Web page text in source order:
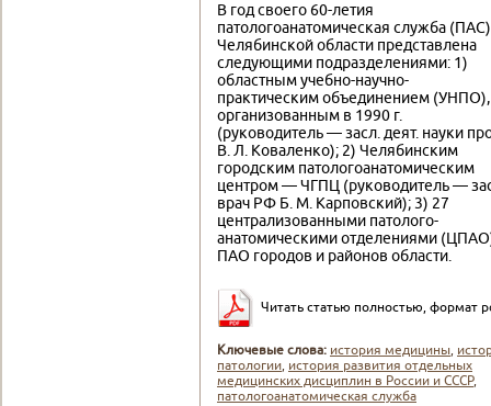
В год своего 60-летия
патологоанатомическая служба (ПАС)
Челябинской области представлена
следующими подразделениями: 1)
областным учебно-научно-
практическим объединением (УНПО),
организованным в 1990 г.
(руководитель — засл. деят. науки
В. Л. Коваленко); 2) Челябинским
городским патологоанатомическим
центром — ЧГПЦ (руководитель —
врач РФ Б. М. Карповский); 3) 27
централизованными патолого-
анатомическими отделениями
ПАО городов и районов области.
Читать статью полностью, формат
Ключевые слова: история медицины,
патологии, история развития отдельных
медицинских дисциплин в России и СССР,
патологоанатомическая служба